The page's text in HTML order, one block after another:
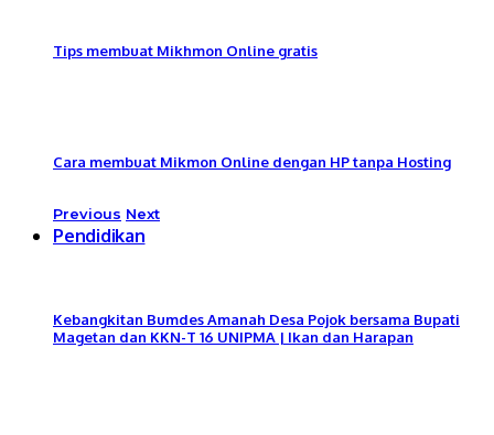
Tips membuat Mikhmon Online gratis
Cara membuat Mikmon Online dengan HP tanpa Hosting
Previous Next
Pendidikan
Kebangkitan Bumdes Amanah Desa Pojok bersama Bupati
Magetan dan KKN-T 16 UNIPMA | Ikan dan Harapan